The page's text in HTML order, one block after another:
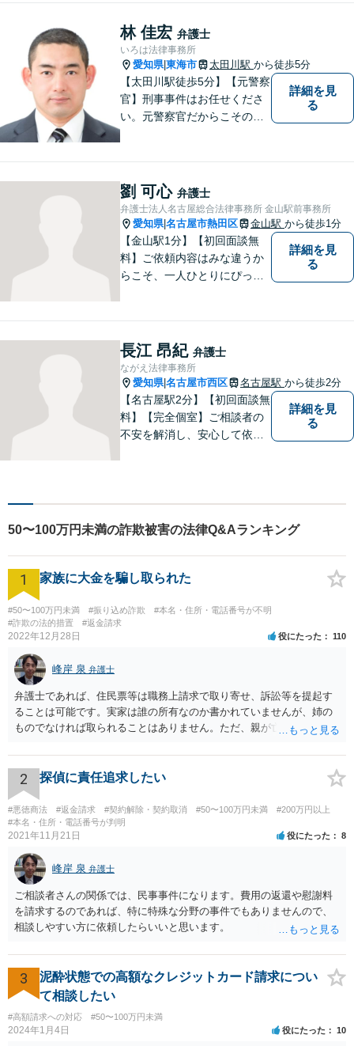
行います！【完全個室】
林 佳宏 弁護士
いろは法律事務所
愛知県|東海市 太田川駅 から徒歩5分
【太田川駅徒歩5分】【元警察
官】刑事事件はお任せくださ
い。元警察官だからこその視
ることはございません。元警
察官の経験を活かした交通事
故事案対応もいたします。
詳細を見
る
劉 可心 弁護士
弁護士法人名古屋総合法律事務所 金山駅前事務所
愛知県|名古屋市熱田区 金山駅 から徒歩1分
【金山駅1分】【初回面談無
料】ご依頼内容はみな違うか
らこそ、一人ひとりにぴった
ます。誰にも話せず抱えてき
た不安を、どうぞお聞かせく
ださい。【電話・WEB相談も
対応可能】
詳細を見
る
長江 昂紀 弁護士
ながえ法律事務所
愛知県|名古屋市西区 名古屋駅 から徒歩2分
【名古屋駅2分】【初回面談無
料】【完全個室】ご相談者の
不安を解消し、安心して依頼
依頼者の気持ちに寄り添い、
最適な解決策をご提案するこ
とを大切にしています。
詳細を見
る
50〜100万円未満の詐欺被害の法律Q&Aランキング
1 家族に大金を騙し取られた
#50〜100万円未満 #振り込め詐欺
#本名・住所・電話番号が不明
#詐欺の法的措置
#返金請求
2022年12月28日 役にたった 110
峰岸 泉 弁護士
弁護士であれば、住民票等は職務上請求で取り寄せ、訴訟等を提起す
ることは可能です。実家は誰の所有なのか書かれていませんが、姉の
ものでなければ取られることはありません。ただ、親が亡くなって相
いでしょう。
2 探偵に責任追求したい
#悪徳商法 #返金請求 #契約解除・契約取消 #50〜100万円未満
#200万円以上
#本名・住所・電話番号が判明
2021年11月21日 役にたった 8
峰岸 泉 弁護士
ご相談者さんの関係では、民事事件になります。費用の返還や慰謝料
を請求するのであれば、特に特殊な分野の事件でもありませんので、
相談しやすい方に依頼したらいいと思います。
3
泥酔状態での高額なクレジットカード請求につい
て相談したい
#高額請求への対応 #50〜100万円未満
2024年1月4日 役にたった 10